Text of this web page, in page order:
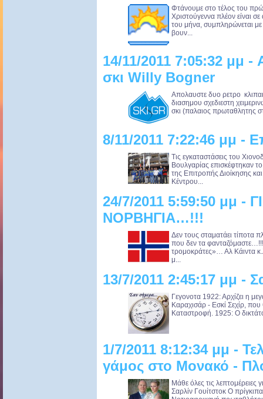
Φτάνουμε στο τέλος του
Χριστούγεννα πλέον είναι
του μήνα, συμπληρώνεται
βουν...
14/11/2011 7:05:32 μμ -
σκι Willy Bogner
Απολαυστε δυο ρετρο
διασημου σχεδιεστη
σκι (παλαιος πρωταθλητης
8/11/2011 7:22:46 μμ -
Τις εγκαταστάσεις του
Βουλγαρίας επισκέφτηκαν
της Επιτροπής Διοίκησης
Κέντρου...
24/7/2011 5:59:50 μμ -
ΝΟΡΒΗΓΙΑ…!!!
Δεν τους σταματάει τίποτα
που δεν τα φανταζόμαστε…!!!
τρομοκράτες»… Αλ Κάιντα
μ...
13/7/2011 2:45:17 μμ -
Γεγονoτα 1922: Αρχίζει η
Καραχισάρ - Εσκί Σεχίρ, που
Καταστροφή. 1925: Ο
1/7/2011 8:12:34 μμ -
γάμος στο Μονακό -
Μάθε όλες τις λεπτομέρειες
Σαρλίν Γουίτστοκ Ο